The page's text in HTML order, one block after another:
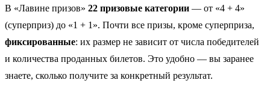
В «Лавине призов» 22 призовые категории — от «4 + 4»
(суперприз) до «1 + 1». Почти все призы, кроме суперприза,
фиксированные: их размер не зависит от числа победителей
и количества проданных билетов. Это удобно — вы заранее
знаете, сколько получите за конкретный результат.